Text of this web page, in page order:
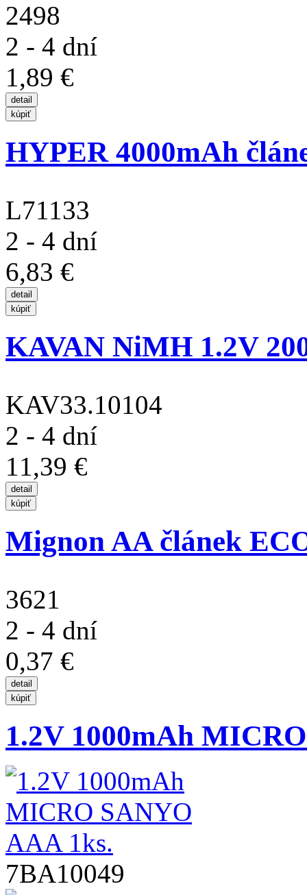
2498
2 - 4 dní
1,89 €
HYPER 4000mAh
L71133
2 - 4 dní
6,83 €
KAVAN NiMH 1.2V
KAV33.10104
2 - 4 dní
11,39 €
Mignon AA článek
3621
2 - 4 dní
0,37 €
1.2V 1000mAh
7BA10049